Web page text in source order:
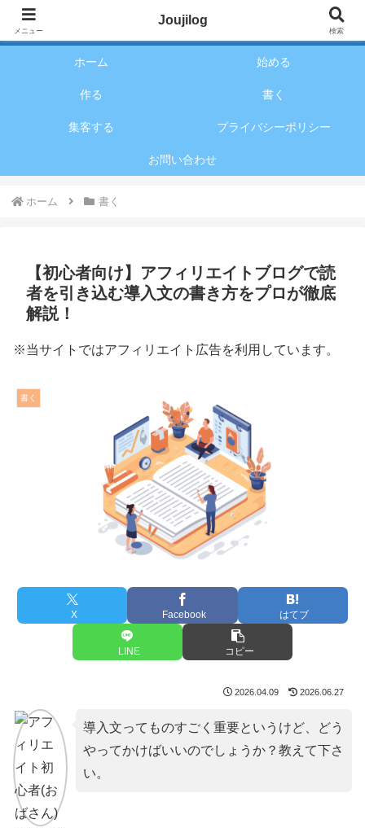
アフィリエイトのことが全く分からないあなたに超簡単に詳しく、実戦形式で
ホーム 始める
作る 書く
集客する プライバシーポリシー
お問い合わせ
ホーム 書く
【初心者向け】アフィリエイトブログで読
者を引き込む導入文の書き方をプロが徹底
解説！
※当サイトではアフィリエイト広告を利用しています。
書く
X Facebook はてブ
LINE コピー
2026.04.09 2026.06.27
導入文ってものすごく重要というけど、どう
やってかけばいいのでしょうか？教えて下さ
い。
メニュー
Joujilog
検索